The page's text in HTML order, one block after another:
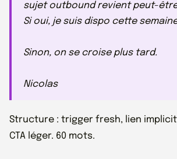
sujet outbound revient peut-
Si oui, je suis dispo cette
Sinon, on se croise plus tard.
Nicolas
Structure : trigger fresh, lien
CTA léger. 60 mots.